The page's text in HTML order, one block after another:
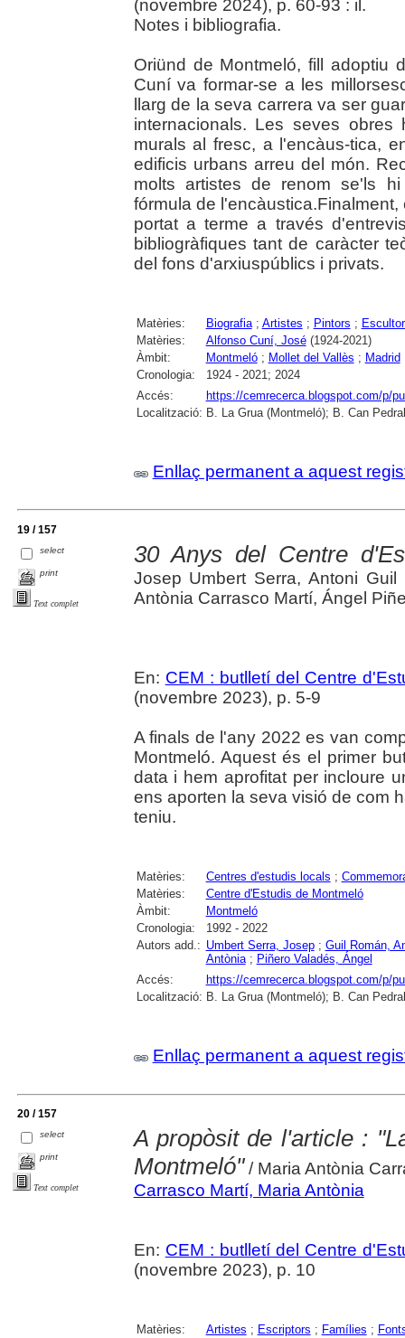
(novembre 2024), p. 60-93 : il.
Notes i bibliografia.
Oriünd de Montmeló, fill adoptiu
Cuní va formar-se a les
llarg de la seva carrera va ser
internacionals. Les seves
murals al fresc, a l'encàus-tica,
edificis urbans arreu del món.
molts artistes de renom se'ls
fórmula de
portat a terme a través
bibliogràfiques tant de caràcter
del fons d'arxiuspúblics i privats.
Matèries: Biografia; Artistes ; Pintors ;
Matèries:
Alfonso Cuní, José(1924-2021)
Àmbit:
Montmeló; Mollet del Vallès ; Madrid
Cronologia:
1924 - 2021; 2024
Accés:
https://cemrecerca.blogspot.com/p/
Localització: B. La Grua (Montmeló); B. Can
Enllaç permanent a aquest
19 / 157
select
print
Text complet
30 Anys del Centre
Josep Umbert Serra, Antoni
Antònia Carrasco Martí, Ángel
En: CEM : butlletí del Centre
(novembre 2023), p. 5-9
A finals de l'any 2022 es van
Montmeló. Aquest és el primer
data i hem aprofitat per incloure
ens aporten la seva visió de com
teniu.
Matèries: Centres d'estudis locals ;
Matèries:
Centre d'Estudis de Montmeló
Àmbit:
Montmeló
Cronologia:
1992 - 2022
Autors add.: Umbert Serra, Josep; Guil Román,
Antònia; Piñero Valadés, Ángel
Accés:
https://cemrecerca.blogspot.com/p/
Localització: B. La Grua (Montmeló); B. Can
Enllaç permanent a aquest
20 / 157
select
print
Text complet
A propòsit de l'article :
Montmeló"/ Maria Antònia
Carrasco Martí, Maria Antònia
En: CEM : butlletí del Centre
(novembre 2023), p. 10
Matèries: Artistes ; Escriptors ; Famílies ;